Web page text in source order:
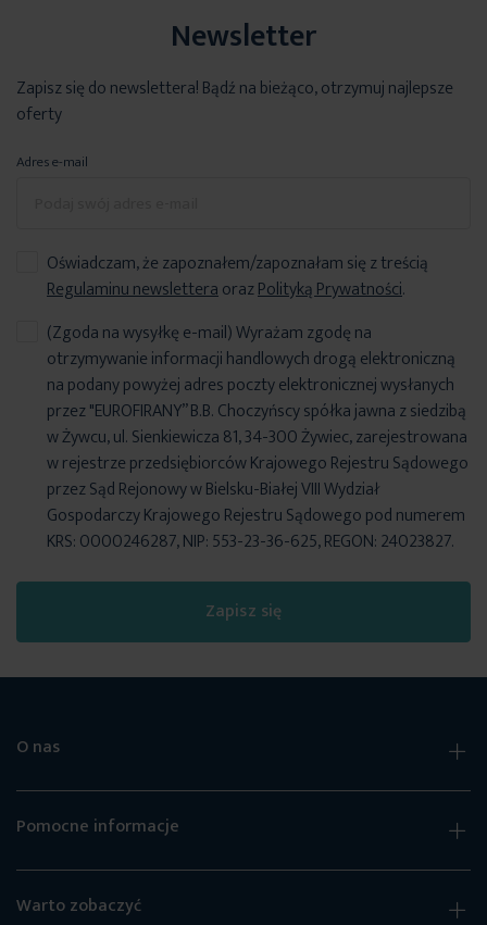
Newsletter
Zapisz się do newslettera! Bądź na bieżąco, otrzymuj najlepsze
oferty
Adres e-mail
Oświadczam, że zapoznałem/zapoznałam się z treścią
Regulaminu newsletteraorazPolityką Prywatności.
Zapisz się
(Zgoda na wysyłkę e-mail) Wyrażam zgodę na
otrzymywanie informacji handlowych drogą elektroniczną
na podany powyżej adres poczty elektronicznej wysłanych
przez "EUROFIRANY” B.B. Choczyńscy spółka jawna z siedzibą
w Żywcu, ul. Sienkiewicza 81, 34-300 Żywiec, zarejestrowana
w rejestrze przedsiębiorców Krajowego Rejestru Sądowego
przez Sąd Rejonowy w Bielsku-Białej VIII Wydział
Gospodarczy Krajowego Rejestru Sądowego pod numerem
KRS: 0000246287, NIP: 553-23-36-625, REGON: 24023827.
O nas
Pomocne informacje
Warto zobaczyć